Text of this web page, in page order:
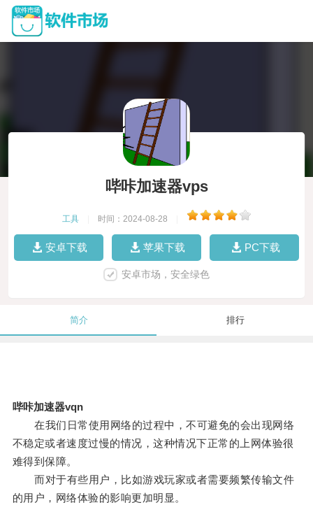
哔咔加速器vps
工具 时间：2024-08-28
安卓下载 苹果下载 PC下载
安卓市场，安全绿色
简介 排行
哔咔加速器vqn
在我们日常使用网络的过程中，不可避免的会出现网络
不稳定或者速度过慢的情况，这种情况下正常的上网体验很
难得到保障。
而对于有些用户，比如游戏玩家或者需要频繁传输文件
的用户，网络体验的影响更加明显。